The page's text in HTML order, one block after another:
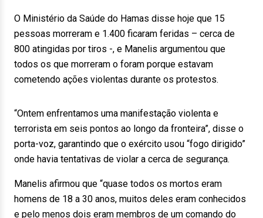
O Ministério da Saúde do Hamas disse hoje que 15
pessoas morreram e 1.400 ficaram feridas – cerca de
800 atingidas por tiros -, e Manelis argumentou que
todos os que morreram o foram porque estavam
cometendo ações violentas durante os protestos.
“Ontem enfrentamos uma manifestação violenta e
terrorista em seis pontos ao longo da fronteira”, disse o
porta-voz, garantindo que o exército usou “fogo dirigido”
onde havia tentativas de violar a cerca de segurança.
Manelis afirmou que “quase todos os mortos eram
homens de 18 a 30 anos, muitos deles eram conhecidos
e pelo menos dois eram membros de um comando do